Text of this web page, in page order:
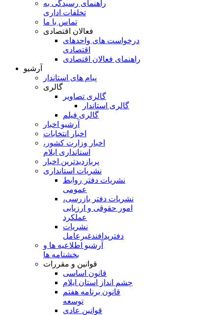
راهنمای رسیدگی به
تخلفات اداری
تماس با ما
فعالان اقتصادی
درخواست های واحدهای
اقتصادی
راهنمای فعالان اقتصادی
آرشیو
پیام های استاندار
گالری
گالری تصاویر
گالری استاندار
گالری فیلم
آرشیو اخبار
اخبار انتخابات
اخبار وزارت کشور،
استانداری ایلام
پربازدیدترین اخبار
نشریات استانداری
نشریات دفتر روابط
عمومی
نشريات دفتر بازرسی،
امور حقوقی و ارزيابی
عملکرد
نشريات
دفترپدافندغيرعامل
آرشیو اطلاعیه ها و
بخشنامه ها
قوانین و مقررات
قانون اساسی
چشم انداز استان ایلام
قانون برنامه هفتم
توسعه
قوانین عادی